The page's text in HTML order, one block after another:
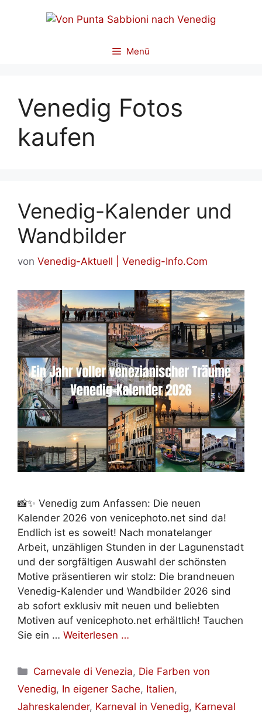
Menü
Venedig Fotos
kaufen
Venedig-Kalender und
Wandbilder
von Venedig-Aktuell | Venedig-Info.Com
📸✨ Venedig zum Anfassen: Die neuen
Kalender 2026 von venicephoto.net sind da!
Endlich ist es soweit! Nach monatelanger
Arbeit, unzähligen Stunden in der Lagunenstadt
und der sorgfältigen Auswahl der schönsten
Motive präsentieren wir stolz: Die brandneuen
Venedig-Kalender und Wandbilder 2026 sind
ab sofort exklusiv mit neuen und beliebten
Motiven auf venicephoto.net erhältlich! Tauchen
Sie ein … Weiterlesen …
Kategorien
Carnevale di Venezia, Die Farben von
Venedig, In eigener Sache, Italien,
Jahreskalender, Karneval in Venedig, Karneval